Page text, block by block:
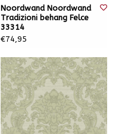
Noordwand Noordwand
Tradizioni behang Felce
33314
€74,95